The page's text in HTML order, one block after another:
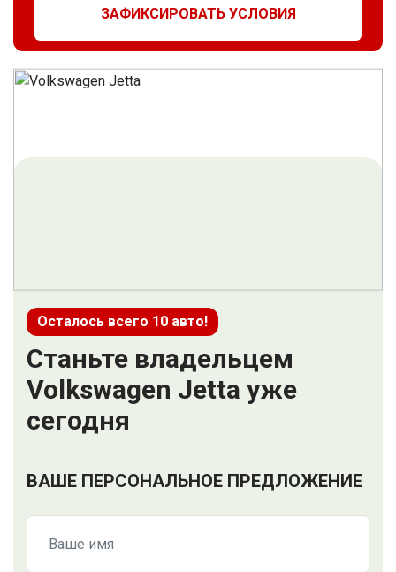
ЗАФИКСИРОВАТЬ УСЛОВИЯ
Осталось всего 10 авто!
Станьте владельцем
Volkswagen Jetta уже
сегодня
ВАШЕ ПЕРСОНАЛЬНОЕ ПРЕДЛОЖЕНИЕ